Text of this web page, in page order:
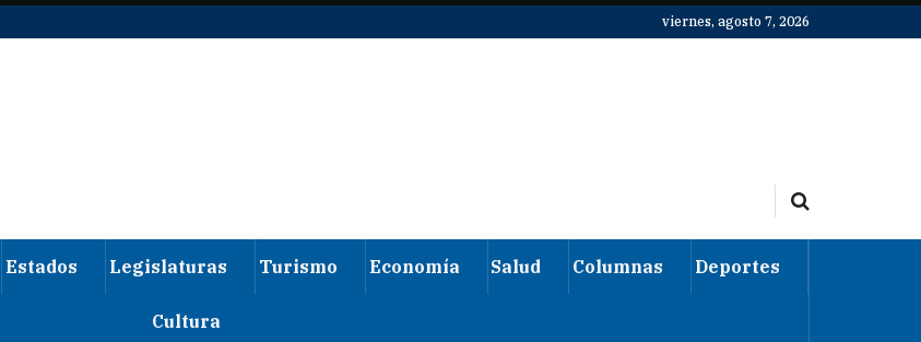
viernes, agosto 7, 2026
Estados Legislaturas Turismo Economía Salud Columnas Deportes
Cultura